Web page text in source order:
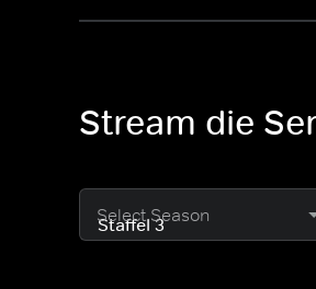
Stream die
Select Season